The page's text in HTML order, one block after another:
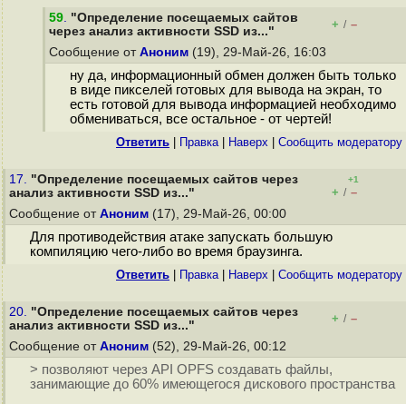
59. "Определение посещаемых сайтов
через анализ активности SSD из..."
+ / –
Сообщение от Аноним (19), 29-Май-26, 16:03
ну да, информационный обмен должен быть только
в виде пикселей готовых для вывода на экран, то
есть готовой для вывода информацией необходимо
обмениваться, все остальное - от чертей!
Ответить Правка| Наверх Cообщить модератору
17. "Определение посещаемых сайтов через
анализ активности SSD из..."
+1
+ / –
Сообщение от Аноним (17), 29-Май-26, 00:00
Для противодействия атаке запускать большую
компиляцию чего-либо во время браузинга.
Ответить Правка| Наверх Cообщить модератору
20. "Определение посещаемых сайтов через
анализ активности SSD из..."
+ / –
Сообщение от Аноним (52), 29-Май-26, 00:12
> позволяют через API OPFS создавать файлы,
занимающие до 60% имеющегося дискового пространства